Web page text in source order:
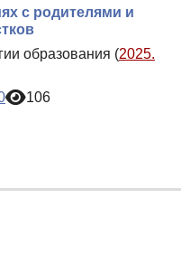
с родителями и
образования (2025.
106